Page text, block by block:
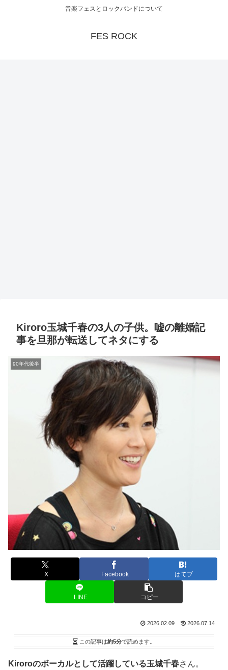
音楽フェスとロックバンドについて
FES ROCK
Kiroro玉城千春の3人の子供。嘘の離婚記
事を旦那が転送してネタにする
90年代後半
X Facebook はてブ
LINE コピー
2026.02.09 2026.07.14
この記事は約5分で読めます。
Kiroroのボーカルとして活躍している玉城千春さん。